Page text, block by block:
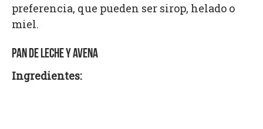
preferencia, que pueden ser sirop, helado o
miel.
PAN DE LECHE Y AVENA
Ingredientes: